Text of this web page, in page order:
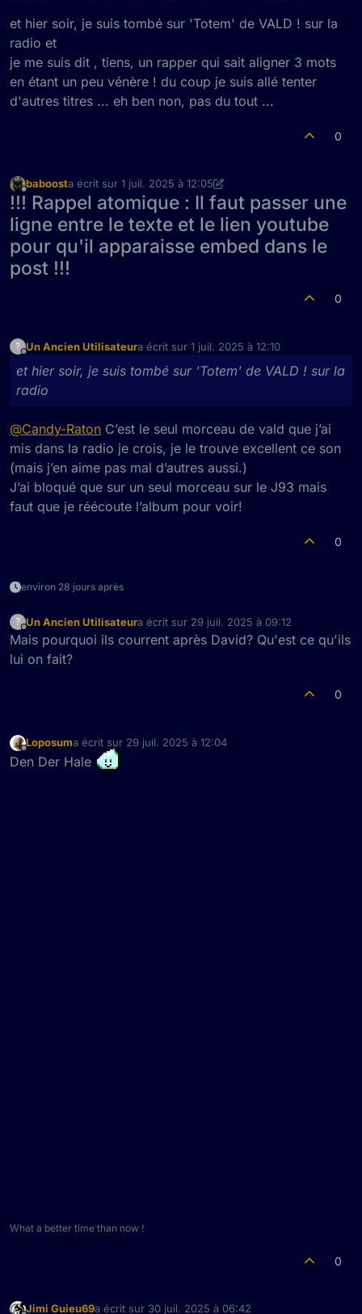
et hier soir, je suis tombé sur 'Totem' de VALD ! sur la
radio et
je me suis dit , tiens, un rapper qui sait aligner 3 mots
en étant un peu vénère ! du coup je suis allé tenter
d'autres titres ... eh ben non, pas du tout ...
0
Hors-ligne
baboosta écrit sur 1 juil. 2025 à 12:05
dernière édition par baboost7 janv. 2025 à 14:06
!!! Rappel atomique : Il faut passer une
ligne entre le texte et le lien youtube
pour qu'il apparaisse embed dans le
post !!!
0
? Un Ancien Utilisateura écrit sur 1 juil. 2025 à 12:10
dernière édition par
et hier soir, je suis tombé sur 'Totem' de VALD ! sur la
radio
@Candy-Raton C’est le seul morceau de vald que j’ai
mis dans la radio je crois, je le trouve excellent ce son
(mais j’en aime pas mal d’autres aussi.)
J’ai bloqué que sur un seul morceau sur le J93 mais
faut que je réécoute l’album pour voir!
0
environ 28 jours après
?
Hors-ligne
Un Ancien Utilisateura écrit sur 29 juil. 2025 à 09:12
dernière édition par
Mais pourquoi ils courrent après David? Qu'est ce qu'ils
lui on fait?
0
Hors-ligne
Loposuma écrit sur 29 juil. 2025 à 12:04
dernière édition par
Den Der Hale
What a better time than now !
0
Jimi Guieu69a écrit sur 30 juil. 2025 à 06:42